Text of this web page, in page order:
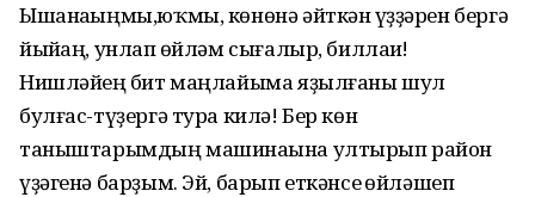
Ышанаһыңмы,юҡмы, көнөнә әйткән һүҙҙәрен бергә
йыйһаң, унлап һөйләм сығалыр, биллаһи!
Нишләйһең бит маңлайыма яҙылғаны шул
булғас-түҙергә тура килә! Бер көн
таныштарымдың машинаһына ултырып район
үҙәгенә барҙым. Эй, барып еткәнсе һөйләшеп